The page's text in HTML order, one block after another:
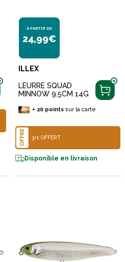
À PARTIR DE
24,99€
ILLEX
LEURRE SQUAD
MINNOW 9.5CM 14G
+ 20pointssur la carte
OFFRE 3+1 OFFERT
Disponible en livraison